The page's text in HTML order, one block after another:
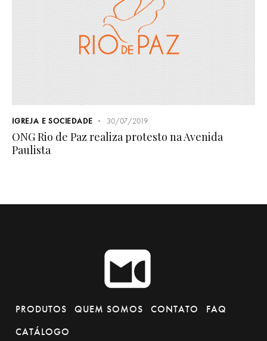
IGREJA E SOCIEDADE 30/07/2019
ONG Rio de Paz realiza protesto na Avenida
Paulista
PRODUTOS QUEM SOMOS CONTATO
FAQ
CATÁLOGO